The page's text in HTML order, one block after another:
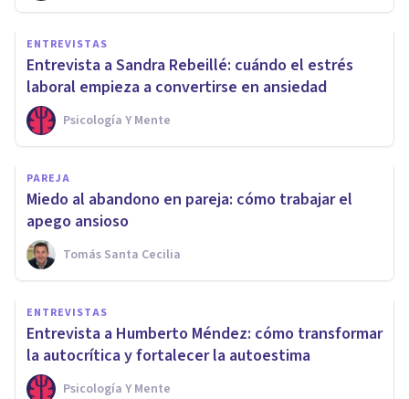
ENTREVISTAS
Entrevista a Sandra Rebeillé: cuándo el estrés
laboral empieza a convertirse en ansiedad
Psicología Y Mente
PAREJA
Miedo al abandono en pareja: cómo trabajar el
apego ansioso
Tomás Santa Cecilia
ENTREVISTAS
Entrevista a Humberto Méndez: cómo transformar
la autocrítica y fortalecer la autoestima
Psicología Y Mente